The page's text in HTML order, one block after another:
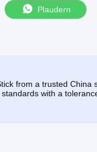
Plaudern
from a trusted China
with a